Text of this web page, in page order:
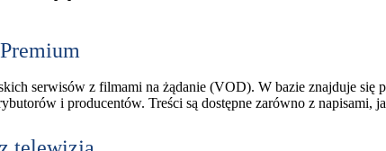
serwisów z filmami na żądanie (VOD). W bazie znajduje się
i producentów. Treści są dostępne zarówno z napisami,